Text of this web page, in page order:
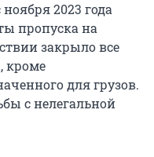
2023 года
пропуска на
закрыло все
кроме
для грузов.
с нелегальной